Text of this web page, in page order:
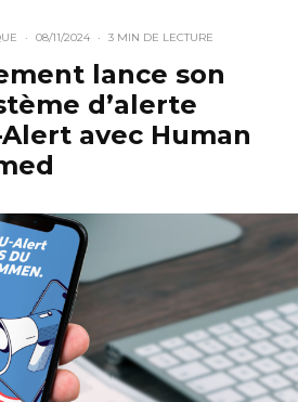
· 08/11/2024 · 3 MIN DE LECTURE
lance son
d’alerte
avec Human